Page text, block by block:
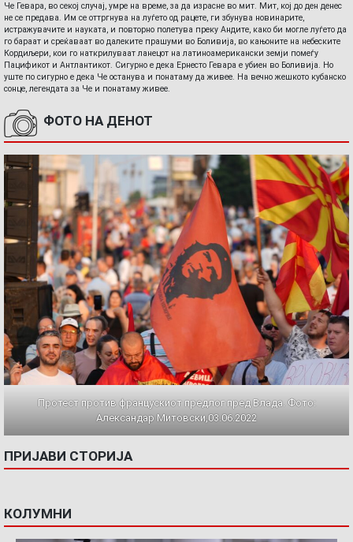
Че Гевара, во секој случај, умре на време, за да израсне во мит. Мит, кој до ден денес
не се предава. Им се оттргнува на луѓето од рацете, ги збунува новинарите,
истражувачите и науката, и повторно полетува преку Андите, како би могле луѓето да
го бараат и среќаваат во далеките прашуми во Боливија, во кањоните на небеските
Кордиљери, кои го наткрилуваат ланецот на латиноамерикански земји помеѓу
Пацификот и Антлантикот. Сигурно е дека Ернесто Гевара е убиен во Боливија. Но
уште по сигурно е дека Че останува и понатаму да живее. На вечно жешкото кубанско
сонце, легендата за Че и понатаму живее.
ФОТО НА ДЕНОТ
Протест против францускиот предлог пред Влада. Фото:
Александар Митовски,03.06.2022
ПРИЈАВИ СТОРИЈА
КОЛУМНИ